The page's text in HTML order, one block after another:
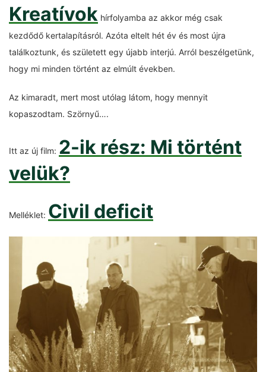
Kreatívok hírfolyamba az akkor még csak
kezdődő kertalapításról. Azóta eltelt hét év és most újra
találkoztunk, és született egy újabb interjú. Arról beszélgetünk,
hogy mi minden történt az elmúlt években.
Az kimaradt, mert most utólag látom, hogy mennyit
kopaszodtam. Szörnyű….
Itt az új film: 2-ik rész: Mi történt
velük?
Melléklet: Civil deficit